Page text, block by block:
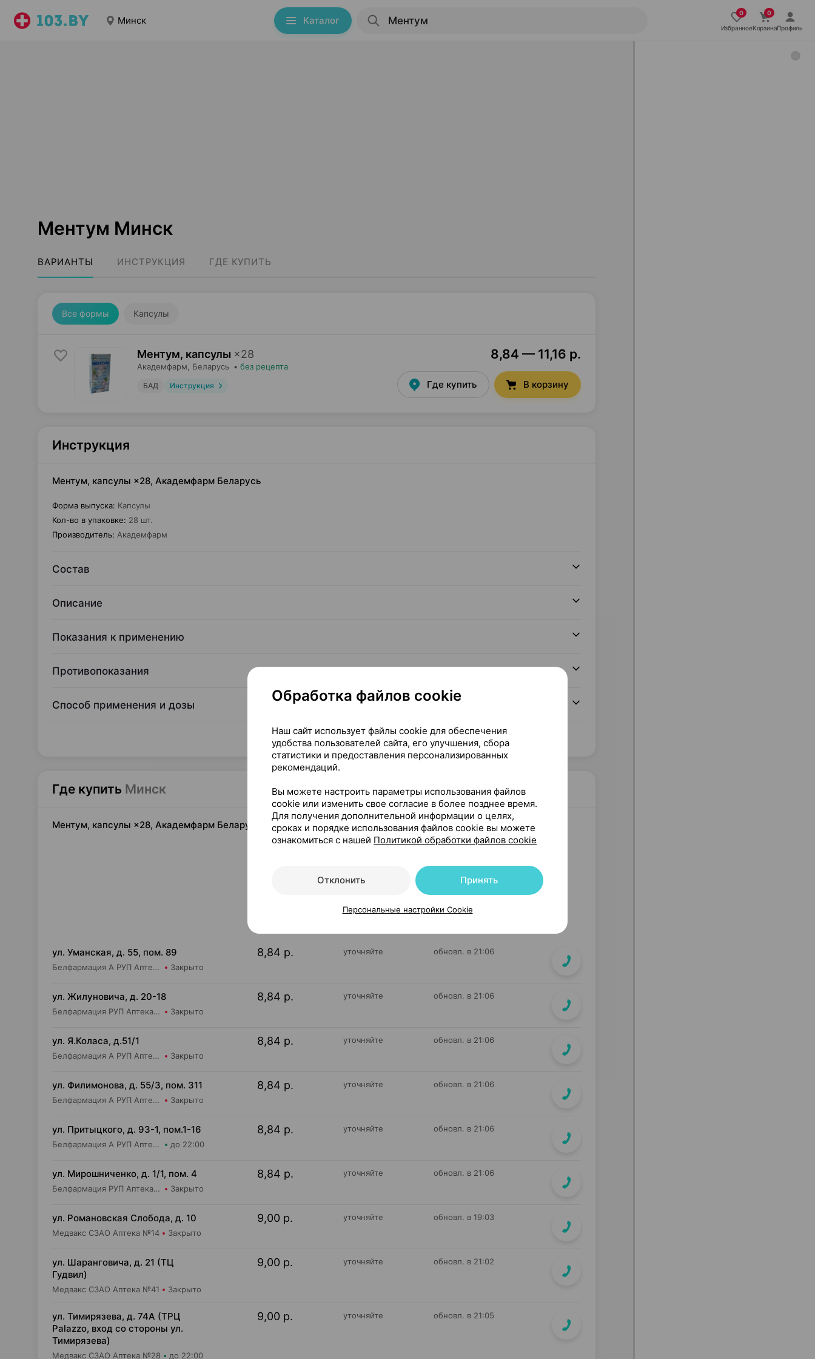
Минск Каталог
ИзбранноеКорзинаПрофиль
Ментум Минск
ВАРИАНТЫ ИНСТРУКЦИЯ ГДЕ КУПИТЬ
Все формы Капсулы
Ментум, капсулы ×28
Академфарм , Беларусь • без рецепта
БАД Инструкция
8,84 — 11,16 р.
Где купить В корзину
Инструкция
Ментум, капсулы ×28, Академфарм Беларусь
Форма выпуска: Капсулы
Кол-во в упаковке: 28 шт.
Производитель: Академфарм
Состав
Описание
Показания к применению
Противопоказания
Способ применения и дозы
Читать полностью
Где купить Минск
Ментум, капсулы ×28, Академфарм Беларусь
165
ул. Уманская, д. 55, пом. 89
Белфармация А РУП Аптека №39 Закрыто
8,84 р. уточняйте обновл. в 21:06
ул. Жилуновича, д. 20-18
Белфармация РУП Аптека №21 Закрыто
8,84 р. уточняйте обновл. в 21:06
ул. Я.Коласа, д.51/1
Белфармация А РУП Аптека №65 Закрыто
8,84 р. уточняйте обновл. в 21:06
ул. Филимонова, д. 55/3, пом. 311
Белфармация А РУП Аптека №36 Закрыто
8,84 р. уточняйте обновл. в 21:06
ул. Притыцкого, д. 93-1, пом.1-16
Белфармация А РУП Аптека №91 до 22:00
8,84 р. уточняйте обновл. в 21:06
ул. Мирошниченко, д. 1/1, пом. 4
Белфармация РУП Аптека №75 Закрыто
8,84 р. уточняйте обновл. в 21:06
ул. Романовская Слобода, д. 10
Медвакс СЗАО Аптека №14 Закрыто
9,00 р. уточняйте обновл. в 19:03
ул. Шаранговича, д. 21 (ТЦ
Гудвил)
Медвакс СЗАО Аптека №41 Закрыто
9,00 р. уточняйте обновл. в 21:02
ул. Тимирязева, д. 74А (ТРЦ
Palazzo, вход со стороны ул.
Тимирязева)
Медвакс СЗАО Аптека №28 до 22:00
9,00 р. уточняйте обновл. в 21:05
Обработка файлов cookie
Наш сайт использует файлы cookie для обеспечения
удобства пользователей сайта, его улучшения, сбора
статистики и предоставления персонализированных
рекомендаций.
Вы можете настроить параметры использования файлов
cookie или изменить свое согласие в более позднее время.
Для получения дополнительной информации о целях,
сроках и порядке использования файлов cookie вы можете
ознакомиться с нашей Политикой обработки файлов cookie
Отклонить Принять
Персональные настройки Cookie